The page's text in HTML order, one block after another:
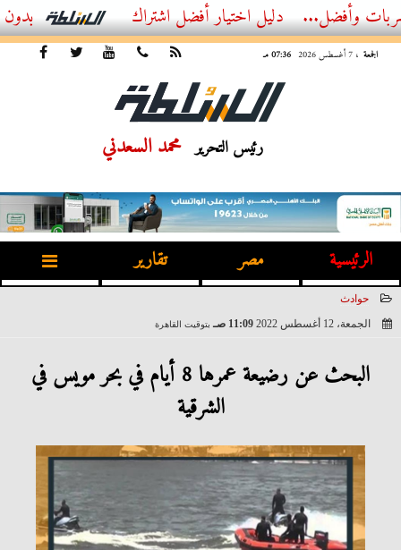
أفضل اشتراك IPTV بدون تقطيع 2026 – دليل المشاهد العصري
الجمعة ، 7 أغسطس 2026 07:36 مـ
رئيس التحرير محمد السعدني
الرئيسية مصر تقارير
حوادث
الجمعة، 12 أغسطس 2022
11:09 صـ بتوقيت القاهرة
البحث عن رضيعة عمرها 8 أيام في بحر مويس في
الشرقية